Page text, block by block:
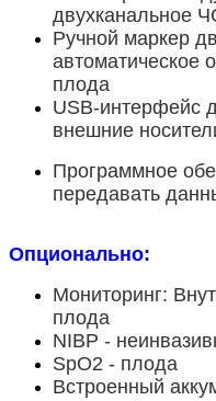
двухканальное
Ручной маркер
автоматическое
плода
USB-интерфейс
внешние
Программное
передавать
Опционально:
Мониторинг:
плода
NIBP -
SpO2 - плода
Встроенный